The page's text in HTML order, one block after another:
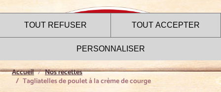
Accueil
Nos recettes
Tagliatelles de poulet à la crème de courge
TOUT REFUSER TOUT ACCEPTER
PERSONNALISER